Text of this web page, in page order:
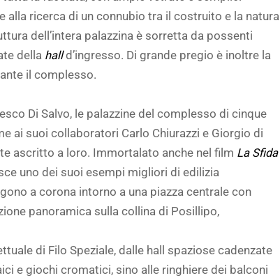
alla ricerca di un connubio tra il costruito e la natura
dell’intera palazzina è sorretta da possenti
della halld’ingresso. Di grande pregio è inoltre la
il complesso.
Di Salvo, le palazzine del complesso di cinque
ai suoi collaboratori Carlo Chiurazzi e Giorgio di
ascritto a loro. Immortalato anche nel film La Sfida
uno dei suoi esempi migliori di edilizia
a corona intorno a una piazza centrale con
panoramica sulla collina di Posillipo,
di Filo Speziale, dalle hall spaziose cadenzate
e giochi cromatici, sino alle ringhiere dei balconi